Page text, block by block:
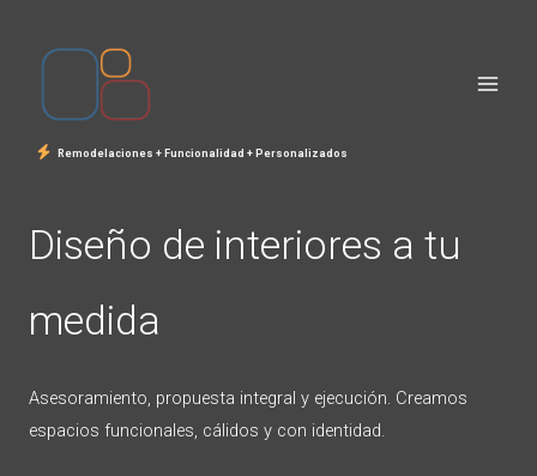
Remodelaciones + Funcionalidad + Personalizados
Diseño de interiores a tu
medida
Asesoramiento, propuesta integral y ejecución. Creamos
espacios funcionales, cálidos y con identidad.